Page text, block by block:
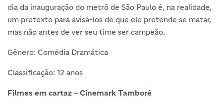
dia da inauguração do metrô de São Paulo é, na realidade,
um pretexto para avisá-los de que ele pretende se matar,
mas não antes de ver seu time ser campeão.
Gênero: Comédia Dramática
Classificação: 12 anos
Filmes em cartaz – Cinemark Tamboré